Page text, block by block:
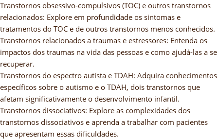
Transtornos obsessivo-compulsivos (TOC) e outros transtornos
relacionados: Explore em profundidade os sintomas e
tratamentos do TOC e de outros transtornos menos conhecidos.
Transtornos relacionados a traumas e estressores: Entenda os
impactos dos traumas na vida das pessoas e como ajudá-las a se
recuperar.
Transtornos do espectro autista e TDAH: Adquira conhecimentos
específicos sobre o autismo e o TDAH, dois transtornos que
afetam significativamente o desenvolvimento infantil.
Transtornos dissociativos: Explore as complexidades dos
transtornos dissociativos e aprenda a trabalhar com pacientes
que apresentam essas dificuldades.